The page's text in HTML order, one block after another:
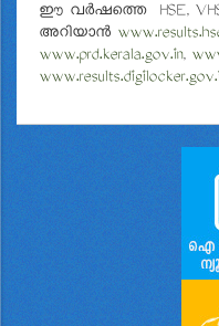
ഈ വർഷത്തെ HSE,
അറിയാൻ
www.prd.kerala.gov.in,